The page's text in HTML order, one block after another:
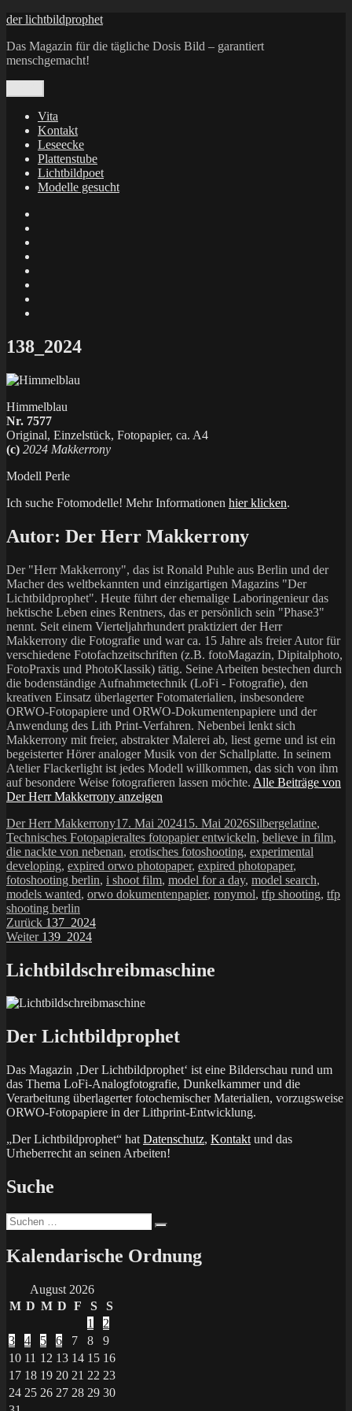
Zum
springen
der lichtbildprophet
Das Magazin für die tägliche Dosis Bild – garantiert
menschgemacht!
Vita
Kontakt
Leseecke
Plattenstube
Lichtbildpoet
Modelle gesucht
X
138_2024
Himmelblau
Nr. 7577
Original, Einzelstück, Fotopapier, ca. A4
(c) 2024 Makkerrony
Modell Perle
Ich suche Fotomodelle! Mehr Informationen hier klicken.
Autor: Der Herr Makkerrony
Der "Herr Makkerrony", das ist Ronald Puhle aus Berlin und der
Macher des weltbekannten und einzigartigen Magazins "Der
Lichtbildprophet". Heute führt der ehemalige Laboringenieur das
hektische Leben eines Rentners, das er persönlich sein "Phase3"
nennt. Seit einem Vierteljahrhundert praktiziert der Herr
Makkerrony die Fotografie und war ca. 15 Jahre als freier Autor für
verschiedene Fotofachzeitschriften (z.B. fotoMagazin, Dipitalphoto,
FotoPraxis und PhotoKlassik) tätig. Seine Arbeiten bestechen durch
die bodenständige Aufnahmetechnik (LoFi - Fotografie), den
kreativen Einsatz überlagerter Fotomaterialien, insbesondere
ORWO-Fotopapiere und ORWO-Dokumentenpapiere und der
Anwendung des Lith Print-Verfahren. Nebenbei lenkt sich
Makkerrony mit freier, abstrakter Malerei ab, liest gerne und ist ein
begeisterter Hörer analoger Musik von der Schallplatte. In seinem
Atelier Flackerlight ist jedes Modell willkommen, das sich von ihm
auf besondere Weise fotografieren lassen möchte. Alle Beiträge von
Der Herr Makkerrony anzeigen
Autor
Der Herr MakkerronyVeröffentlicht
am
17. Mai 202415. Mai 2026Kategorien
Silbergelatine,
Technisches FotopapierSchlagwörter
altes fotopapier entwickeln, believe in film,
die nackte von nebenan, erotisches fotoshooting, experimental
developing, expired orwo photopaper, expired photopaper,
fotoshooting berlin, i shoot film, model for a day, model search,
models wanted, orwo dokumentenpapier, ronymol, tfp shooting, tfp
shooting berlin
Beitragsnavigation
Zurück Vorheriger
Beitrag:
137_2024
Weiter Nächster
139_2024
Lichtbildschreibmaschine
Der Lichtbildprophet
Das Magazin ‚Der Lichtbildprophet‘ ist eine Bilderschau rund um
das Thema LoFi-Analogfotografie, Dunkelkammer und die
Verarbeitung überlagerter fotochemischer Materialien, vorzugsweise
ORWO-Fotopapiere in der Lithprint-Entwicklung.
„Der Lichtbildprophet“ hat Datenschutz, Kontakt und das
Urheberrecht an seinen Arbeiten!
Suche
Suchen
nach:
Kalendarische Ordnung
August 2026
M D M D F S
S
1
2
3
4 5 6 7 8
9
10 11 12 13 14 15 16
17 18 19 20 21 22 23
24 25 26 27 28 29 30